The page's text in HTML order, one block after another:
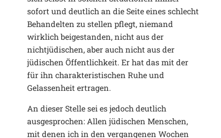
sofort und deutlich an die Seite eines schlecht
Behandelten zu stellen pflegt, niemand
wirklich beigestanden, nicht aus der
nichtjüdischen, aber auch nicht aus der
jüdischen Öffentlichkeit. Er hat das mit der
für ihn charakteristischen Ruhe und
Gelassenheit ertragen.
An dieser Stelle sei es jedoch deutlich
ausgesprochen: Allen jüdischen Menschen,
mit denen ich in den vergangenen Wochen